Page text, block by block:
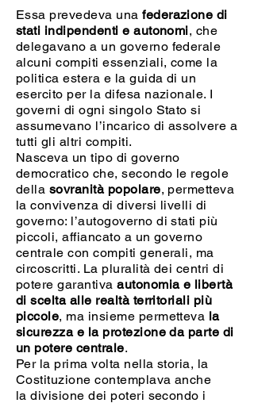
Essa prevedeva unafederazione di
stati indipendenti e autonomi, che
delegavano a un governo federale
alcuni compiti essenziali, come la
politica estera e la guida di un
esercito per la difesa nazionale. I
governi di ogni singolo Stato si
assumevano l’incarico di assolvere a
tutti gli altri compiti.
Nasceva un tipo di governo
democratico che, secondo le regole
della sovranità popolare, permetteva
la convivenza di diversi livelli di
governo: l’autogoverno di stati più
piccoli, affiancato a un governo
centrale con compiti generali, ma
circoscritti. La pluralità dei centri di
potere garantivaautonomia e libertà
di scelta alle realtà territoriali più
piccole, ma insieme permetteva la
sicurezza e la protezione da parte di
un potere centrale.
Per la prima volta nella storia, la
Costituzione contemplava anche
la divisione dei poteri secondo i